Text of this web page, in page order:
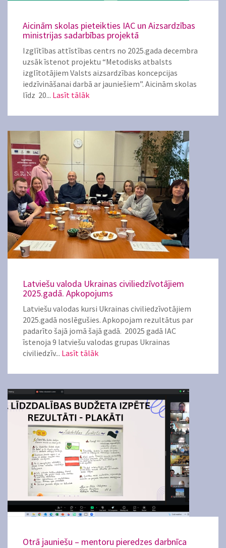
Aicinām skolas pieteikties IAC un Aizsardzības
ministrijas sadarbības projektā
Izglītības attīstības centrs no 2025.gada decembra
uzsāk īstenot projektu “Metodisks atbalsts
izglītotājiem Valsts aizsardzības koncepcijas
iedzīvināšanai darbā ar jauniešiem”. Aicinām skolas
līdz 20... Lasīt tālāk
Latviešu valoda Ukrainas civiliedzīvotājiem
2025.gadā. Apkopojums
Latviešu valodas kursi Ukrainas civiliedzīvotājiem
2025.gadā noslēgušies. Apkopojam rezultātus par
padarīto šajā jomā šajā gadā. 20025 gadā IAC
īstenoja 9 latviešu valodas grupas Ukrainas
civiliedzīv... Lasīt tālāk
Otrā jauniešu – mentoru pieredzes darbnīca